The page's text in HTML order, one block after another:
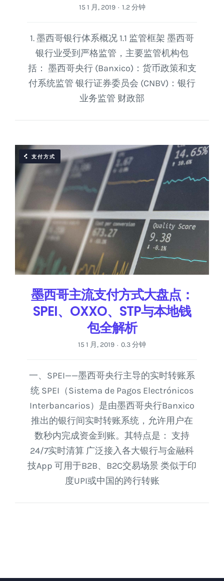
15 1 月, 2019 · 1.2 分钟
1. 墨西哥银行体系概况 1.1 监管框架 墨西哥
银行业受到严格监管，主要监管机构包
括： 墨西哥央行 (Banxico)：货币政策和支
付系统监管 银行证券委员会 (CNBV)：银行
业务监管 财政部
支付方式
墨西哥主流支付方式大盘点：
SPEI、OXXO、STP与本地钱
包全解析
15 1 月, 2019 · 0.3 分钟
一、SPEI——墨西哥央行主导的实时转账系
统 SPEI（Sistema de Pagos Electrónicos
Interbancarios）是由墨西哥央行Banxico
推出的银行间实时转账系统，允许用户在
数秒内完成资金到账。其特点是： 支持
24/7实时清算 广泛接入各大银行与金融科
技App 可用于B2B、B2C交易场景 类似于印
度UPI或中国的跨行转账